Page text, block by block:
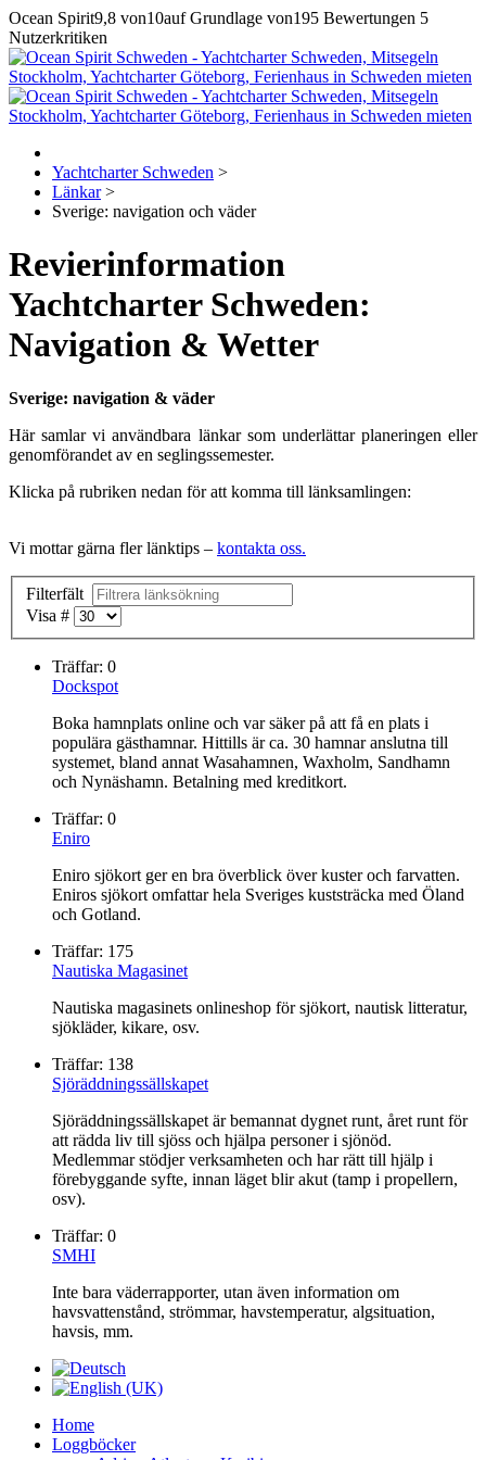
Ocean Spirit9,8 von10auf Grundlage von195 Bewertungen 5
Nutzerkritiken
Yachtcharter Schweden >
Länkar >
Sverige: navigation och väder
Revierinformation
Yachtcharter Schweden:
Navigation & Wetter
Sverige: navigation & väder
Här samlar vi användbara länkar som underlättar planeringen eller
genomförandet av en seglingssemester.
Klicka på rubriken nedan för att komma till länksamlingen:
Vi mottar gärna fler länktips – kontakta oss.
Filterfält
Visa #
Träffar: 0
Dockspot
Boka hamnplats online och var säker på att få en plats i
populära gästhamnar. Hittills är ca. 30 hamnar anslutna till
systemet, bland annat Wasahamnen, Waxholm, Sandhamn
och Nynäshamn. Betalning med kreditkort.
Träffar: 0
Eniro
Eniro sjökort ger en bra överblick över kuster och farvatten.
Eniros sjökort omfattar hela Sveriges kuststräcka med Öland
och Gotland.
Träffar: 175
Nautiska Magasinet
Nautiska magasinets onlineshop för sjökort, nautisk litteratur,
sjökläder, kikare, osv.
Träffar: 138
Sjöräddningssällskapet
Sjöräddningssällskapet är bemannat dygnet runt, året runt för
att rädda liv till sjöss och hjälpa personer i sjönöd.
Medlemmar stödjer verksamheten och har rätt till hjälp i
förebyggande syfte, innan läget blir akut (tamp i propellern,
osv).
Träffar: 0
SMHI
Inte bara väderrapporter, utan även information om
havsvattenstånd, strömmar, havstemperatur, algsituation,
havsis, mm.
Home
Loggböcker